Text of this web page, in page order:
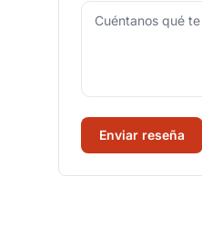
Enviar reseña